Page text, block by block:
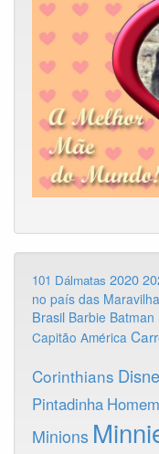
101 Dálmatas 2020
no país das
Brasil Barbie Batman
Capitão América
Corinthians
Pintadinha
Minions